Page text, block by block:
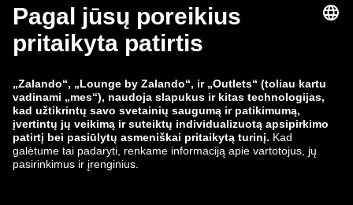
„Zalando“ grupė
ABOUT YOU
Mokėjimo būdai
Mus taip pat rasite
Siuntimo ir pristatymo